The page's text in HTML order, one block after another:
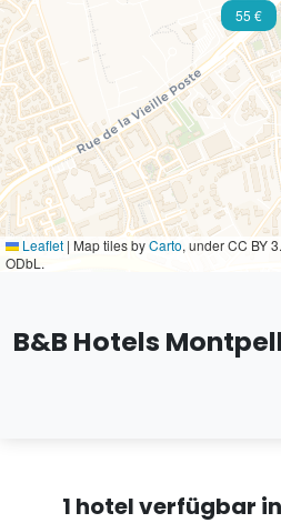
55 €
Leaflet | Map tiles byCarto, under CC BY
ODbL.
B&B Hotels
1 hotel verfügbar